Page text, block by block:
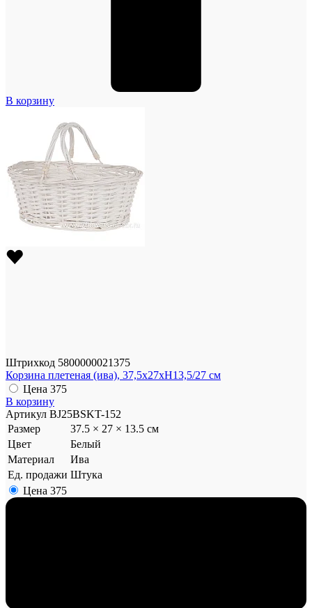
В корзину
Штрихкод 5800000021375
Корзина плетеная (ива), 37,5x27xH13,5/27 см
Цена 375
В корзину
Артикул BJ25BSKT-152
Размер
37.5 × 27 × 13.5 см
Цвет
Белый
Материал
Ива
Ед. продажи Штука
Цена 375